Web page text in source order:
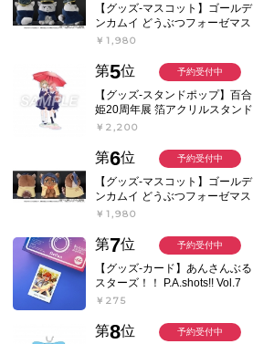
【グッズ-マスコット】ゴールデ
ンカムイ どうぶつフォーゼマス
コット 5.月島軍曹【再販】
￥1,980
第5位
【グッズ-スタンドポップ】百合
姫20周年展 箔アクリルスタンド
E：あおのなち
￥2,200
予約受付中
第6位
【グッズ-マスコット】ゴールデ
ンカムイ どうぶつフォーゼマス
コット 6.鯉登少尉【再販】
￥1,980
予約受付中
第7位
【グッズ-カード】あんさんぶる
スターズ！！ P.A.shots!! Vol.7
Action
￥275
予約受付中
第8位 予約受付中